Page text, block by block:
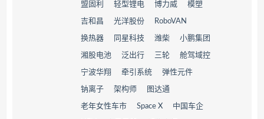
盟固利 轻型锂电 博力威 模塑
吉和昌 光洋股份 RoboVAN
换热器 同星科技 潍柴 小鹏集团
湘股电池 泛出行 三轮 舱驾域控
宁波华翔 牵引系统 弹性元件
钠离子 架构师 图达通
老年女性车市 Space X 中国车企